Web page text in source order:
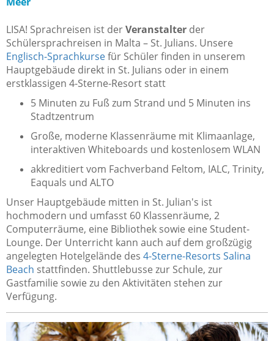
LISA! Sprachreisen ist derVeranstalter der
Schülersprachreisen in Malta – St. Julians. Unsere
Englisch-Sprachkursefür Schüler finden in unserem
Hauptgebäude direkt in St. Julians oder in einem
erstklassigen 4-Sterne-Resort statt
5 Minuten zu Fuß zum Strand und 5 Minuten ins
Stadtzentrum
Große, moderne Klassenräume mit Klimaanlage,
interaktiven Whiteboards und kostenlosem WLAN
akkreditiert vom Fachverband Feltom, IALC, Trinity,
Eaquals und ALTO
Unser Hauptgebäude mitten in St. Julian's ist
hochmodern und umfasst 60 Klassenräume, 2
Computerräume, eine Bibliothek sowie eine Student-
Lounge. Der Unterricht kann auch auf dem großzügig
angelegten Hotelgelände des 4-Sterne-Resorts Salina
Beach stattfinden. Shuttlebusse zur Schule, zur
Gastfamilie sowie zu den Aktivitäten stehen zur
Verfügung.